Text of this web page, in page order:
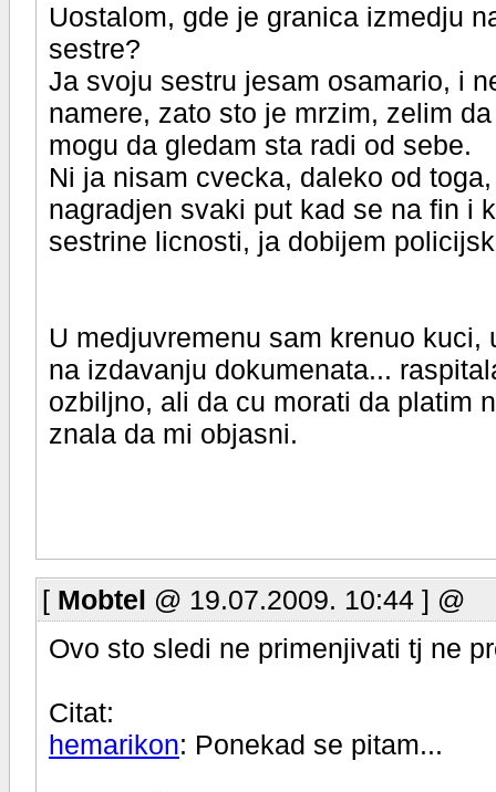
Uostalom, gde je granica izmedju
sestre?
Ja svoju sestru jesam osamario, i
namere, zato sto je mrzim, zelim
mogu da gledam sta radi od sebe.
Ni ja nisam cvecka, daleko od
nagradjen svaki put kad se na fin i
sestrine licnosti, ja dobijem
U medjuvremenu sam krenuo
na izdavanju dokumenata...
ozbiljno, ali da cu morati da platim
znala da mi objasni.
[ Mobtel @ 19.07.2009. 10:44 ] @
Ovo sto sledi ne primenjivati tj ne
Citat:
hemarikon: Ponekad se pitam...